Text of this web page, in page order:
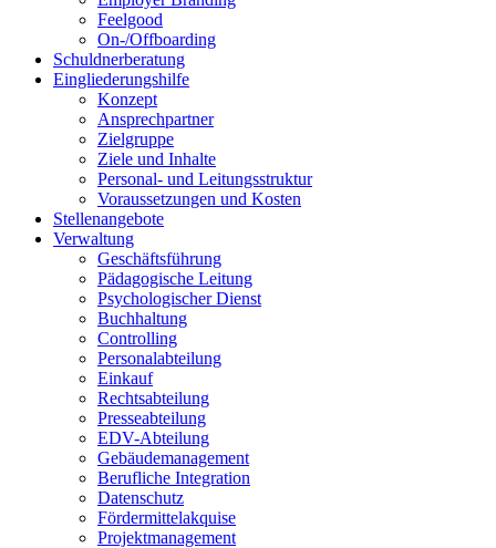
Feelgood
On-/Offboarding
Schuldnerberatung
Eingliederungshilfe
Konzept
Ansprechpartner
Zielgruppe
Ziele und Inhalte
Personal- und Leitungsstruktur
Voraussetzungen und Kosten
Stellenangebote
Verwaltung
Geschäftsführung
Pädagogische Leitung
Psychologischer Dienst
Buchhaltung
Controlling
Personalabteilung
Einkauf
Rechtsabteilung
Presseabteilung
EDV-Abteilung
Gebäudemanagement
Berufliche Integration
Datenschutz
Fördermittelakquise
Projektmanagement